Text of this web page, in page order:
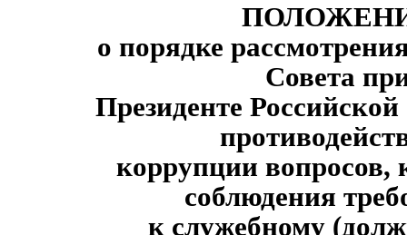
о порядке
Совета
Президенте
коррупции вопросов,
соблюдения
к служебному